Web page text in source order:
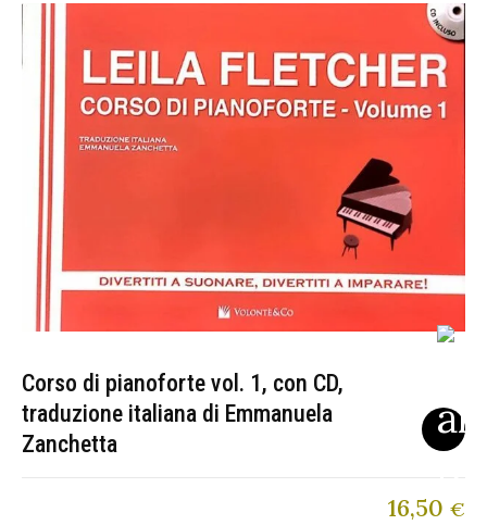
Corso di pianoforte vol. 1, con CD,
traduzione italiana di Emmanuela
Zanchetta
16,50 €